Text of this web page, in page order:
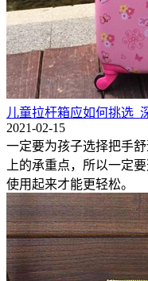
儿童拉杆箱应如何挑选_
2021-02-15
一定要为孩子选择把手
上的承重点，所以一定
使用起来才能更轻松。